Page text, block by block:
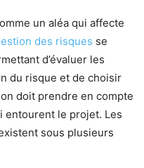
un aléa qui affecte
des risques se
d’évaluer les
du risque et de choisir
doit prendre en compte
entourent le projet. Les
sous plusieurs